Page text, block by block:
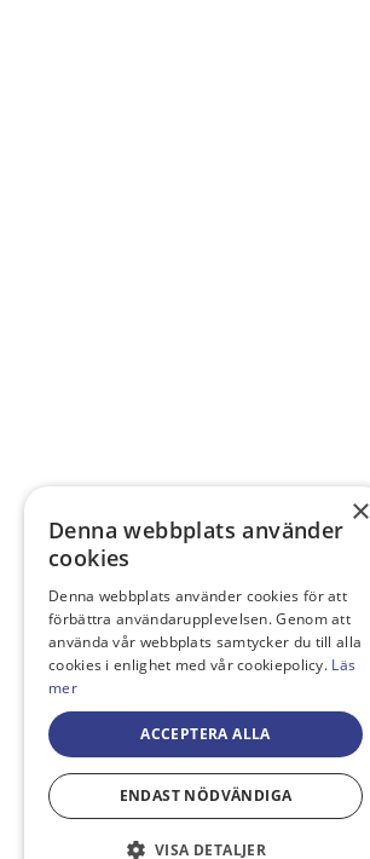
×
Denna webbplats använder
cookies
Denna webbplats använder cookies för att
förbättra användarupplevelsen. Genom att
använda vår webbplats samtycker du till alla
cookies i enlighet med vår cookiepolicy. Läs
mer
ACCEPTERA ALLA
ENDAST NÖDVÄNDIGA
VISA DETALJER